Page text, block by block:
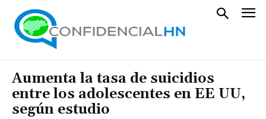
Aumenta la tasa de suicidios
entre los adolescentes en EE UU,
según estudio